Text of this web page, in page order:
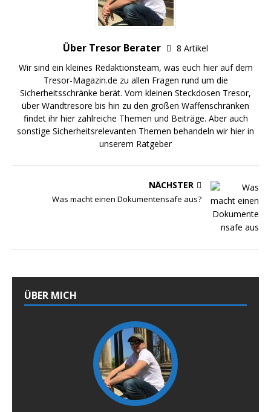
Über Tresor Berater
8 Artikel
Wir sind ein kleines Redaktionsteam, was euch hier auf dem
Tresor-Magazin.de zu allen Fragen rund um die
Sicherheitsschränke berät. Vom kleinen Steckdosen Tresor,
überWandtresore bis hin zu den großen Waffenschränken
findet ihr hier zahlreiche Themen und Beiträge. Aber auch
sonstige Sicherheitsrelevanten Themen behandeln wir hier in
unserem Ratgeber
NÄCHSTER
Was macht einen Dokumentensafe aus?
ÜBER MICH